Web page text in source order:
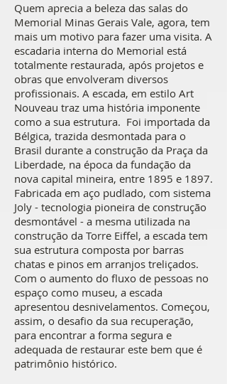
Quem aprecia a beleza das salas do
Memorial Minas Gerais Vale, agora, tem
mais um motivo para fazer uma visita. A
escadaria interna do Memorial está
totalmente restaurada, após projetos e
obras que envolveram diversos
profissionais. A escada, em estilo Art
Nouveau traz uma história imponente
como a sua estrutura. Foi importada da
Bélgica, trazida desmontada para o
Brasil durante a construção da Praça da
Liberdade, na época da fundação da
nova capital mineira, entre 1895 e 1897.
Fabricada em aço pudlado, com sistema
Joly - tecnologia pioneira de construção
desmontável - a mesma utilizada na
construção da Torre Eiffel, a escada tem
sua estrutura composta por barras
chatas e pinos em arranjos treliçados.
Com o aumento do fluxo de pessoas no
espaço como museu, a escada
apresentou desnivelamentos. Começou,
assim, o desafio da sua recuperação,
para encontrar a forma segura e
adequada de restaurar este bem que é
patrimônio histórico.